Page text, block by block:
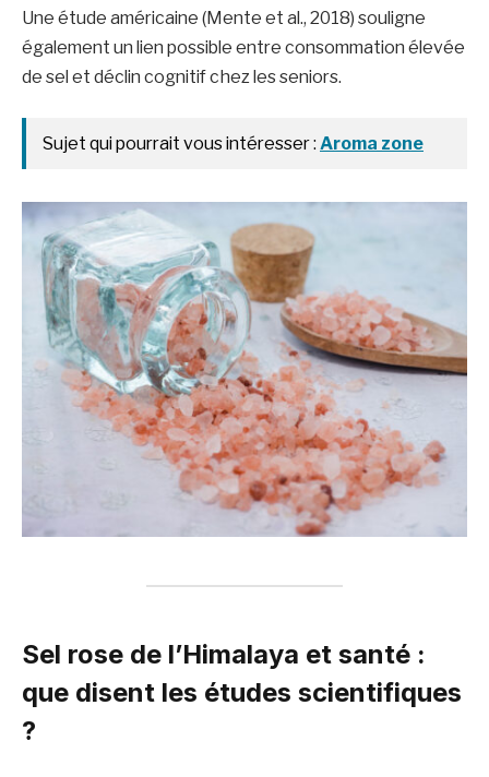
Une étude américaine (Mente et al., 2018) souligne
également un lien possible entre consommation élevée
de sel et déclin cognitif chez les seniors.
Sujet qui pourrait vous intéresser : Aroma zone
Sel rose de l’Himalaya et santé :
que disent les études scientifiques
?